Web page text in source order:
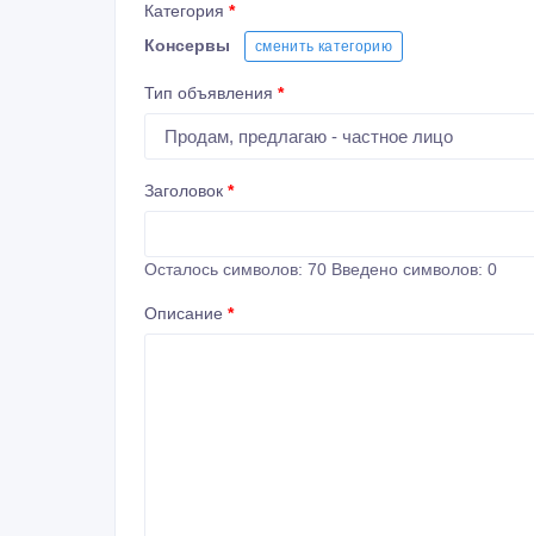
Категория *
Консервы
сменить категорию
Тип объявления *
Заголовок *
Осталось символов: 70 Введено символов: 0
Описание *